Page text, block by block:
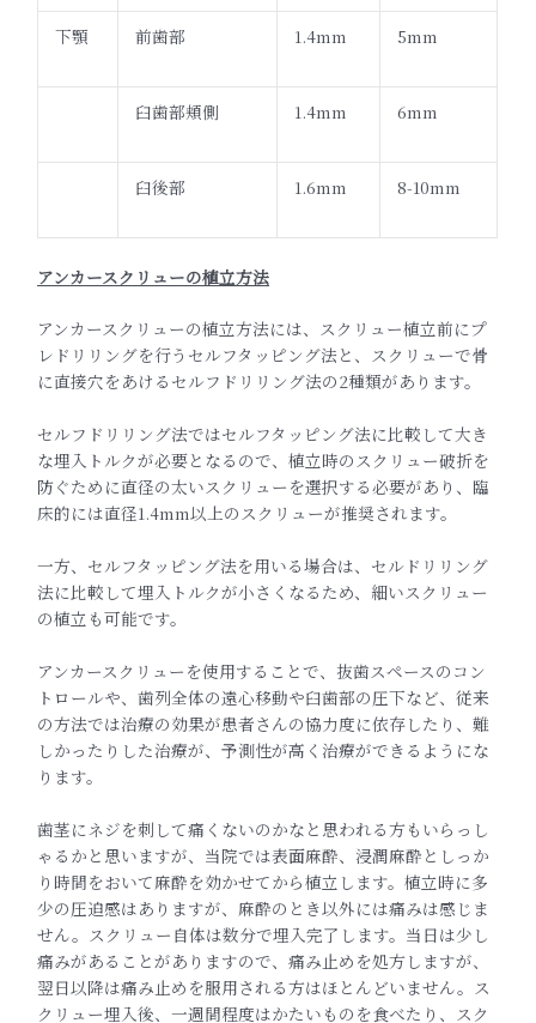
下顎 前歯部 1.4mm 5mm
臼歯部頬側 1.4mm 6mm
臼後部 1.6mm 8-10mm
アンカースクリューの植立方法
アンカースクリューの植立方法には、 スクリュー植立前にプ
レドリリングを行うセルフタッピング法と、 スクリューで骨
に直接穴をあけるセルフドリリング法の2種類があ ります。
セルフドリリング法ではセルフタッピング法に比較して大き
な埋入 トルクが必要となるので、植立時のスクリュー破折を
防ぐために直径の太いスクリューを選択する必要があり、臨
床的には直径1.4mm以上のスクリューが推奨されます。
一方、セルフタッピング法を用いる場合は、 セルドリリング
法に比較して埋入トルクが小さくなるため、 細いスクリュー
の植立も可能です。
アンカースクリューを使用することで、 抜歯スペースのコン
トロールや、歯列全体の遠心移動や臼歯部の圧下など、従来
の方法では治療の効果が患者さんの協力度に依存したり、難
しかったりした治療が、予測性が高く治療ができるようにな
ります。
歯茎にネジを刺して痛くないのかなと思われる方もいらっし
ゃるか と思いますが、当院では表面麻酔、 浸潤麻酔としっか
り時間をおいて麻酔を効かせてから植立します。植立時に多
少の圧迫感はありますが、 麻酔のとき以外には痛みは感じま
せん。スクリュー自体は数分で埋入完了します。当日は少し
痛みがあることがありますので、痛み止めを処方しますが、
翌日以降は痛み止めを服用される方はほとんどいません。ス
クリュー埋入後、一週間程度はかたいものを食べたり、 スク